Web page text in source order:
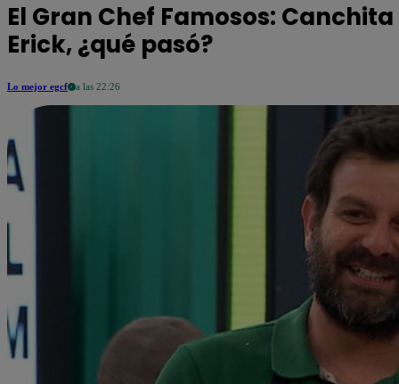
El Gran Chef Famosos:
Erick, ¿qué pasó?
Lo mejor egcf a las 22:26